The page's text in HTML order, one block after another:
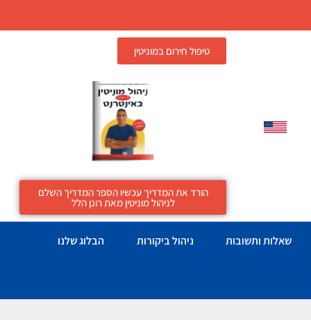
טיפול חירום במוניטין
הורד את המדריך עכשיו הספר המדריך השלם
לניהול מוניטין מאת רונן הלל
שאלות ותשובות ניהול ביקורות הבלוג שלנו